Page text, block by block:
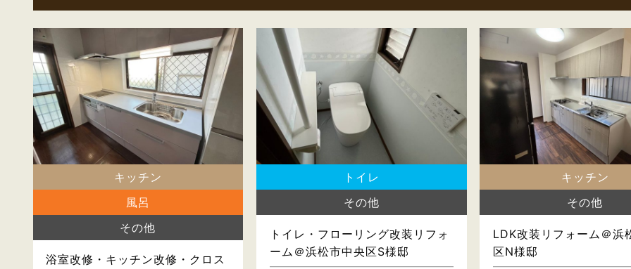
キッチン
風呂
その他
浴室改修・キッチン改修・クロス
トイレ
その他
トイレ・フローリング改装リフォ
ーム＠浜松市中央区S様邸
キッチン
その他
LDK改装リフォーム＠浜
区N様邸